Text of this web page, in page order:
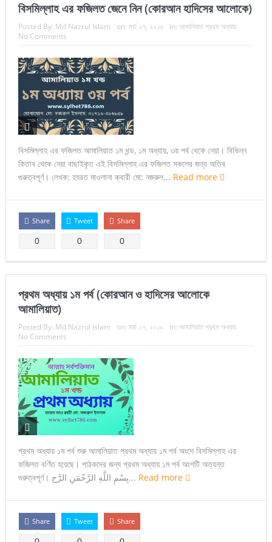
বিসমিল্লাহ এর ফজিলত জেনে নিন (কোরআন হাদিসের আলোকে)
Posted By: Md Nazrul Islam on: মার্চ ২৭, ২০১৯ In: আমালিয়াত প্রথম অধ্যায়
No Comments
বিসমিল্লাহ এর ফজিলত আমালিয়াত ১ম খন্ড, ১ম অধ্যায়, ৩য় পর্ব থেকে নেয়া। বিভিন্ন
কিতাব থেকে নেয়া বাছাইকৃত এই বিসমিল্লাহ এর ফজিলত সকলের জন্য অতিব
গুরুত্বপূর্ণ। লেখক: হযরত মাওলানা ক্বারী মো: নজরুল... Read more
Share
0
Tweet
0
Share
0
প্রথম অধ্যায় ১ম পর্ব (কোরআন ও হাদিসের আলোকে
আমালিয়াত)
Posted By: Md Nazrul Islam on: মার্চ ২৭, ২০১৯ In: আমালিয়াত প্রথম অধ্যায়
No Comments
প্রথম অধ্যায় ১ম পর্ব শুরু আমালিয়াত প্রথম অধ্যায় ১ম পর্ব অংশে বিসমিল্লাহ এর
ফজিলত বর্ণিত হয়েছে। পাঠকদের জন্য প্রথম অধ্যায় ১ম পর্ব অংশটি অত্যন্ত
গুরুত্বপূর্ণ। بِسْمِ اللَّهِ الرَّحْمَنِ الرَّح... Read more
Share Tweet Share